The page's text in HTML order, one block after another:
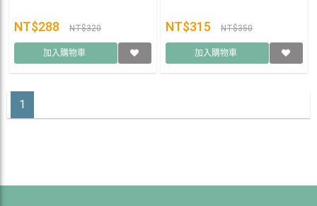
NT$288 NT$320
加入購物車
NT$315 NT$350
加入購物車
1